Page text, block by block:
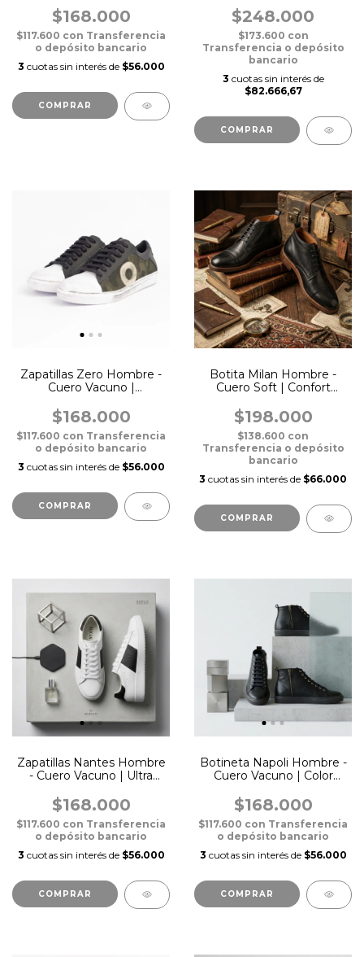
$168.000
$117.600 con Transferencia
o depósito bancario
3 cuotas sin interés de $56.000
COMPRAR
$248.000
$173.600 con
Transferencia o depósito
bancario
3 cuotas sin interés de
$82.666,67
COMPRAR
Zapatillas Zero Hombre -
Cuero Vacuno |
$168.000
$117.600 con Transferencia
o depósito bancario
3 cuotas sin interés de $56.000
COMPRAR
Botita Milan Hombre -
Cuero Soft | Confort
$198.000
$138.600 con
Transferencia o depósito
bancario
3 cuotas sin interés de $66.000
COMPRAR
Zapatillas Nantes Hombre
- Cuero Vacuno | Ultra
$168.000
$117.600 con Transferencia
o depósito bancario
3 cuotas sin interés de $56.000
COMPRAR
Botineta Napoli Hombre -
Cuero Vacuno | Color
$168.000
$117.600 con Transferencia
o depósito bancario
3 cuotas sin interés de $56.000
COMPRAR